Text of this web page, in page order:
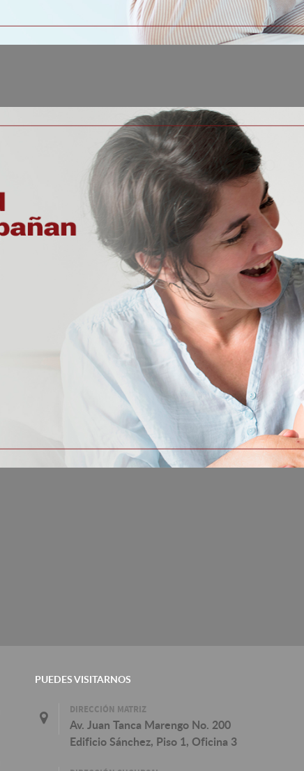
PUEDES VISITARNOS
DIRECCIÓN MATRIZ
Av. Juan Tanca Marengo No. 200
Edificio Sánchez, Piso 1, Oficina 3